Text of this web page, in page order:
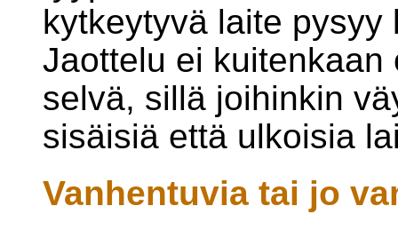
kytkeytyvä laite
Jaottelu ei
selvä, sillä joihinkin
sisäisiä että ulkoisia
Vanhentuvia tai jo